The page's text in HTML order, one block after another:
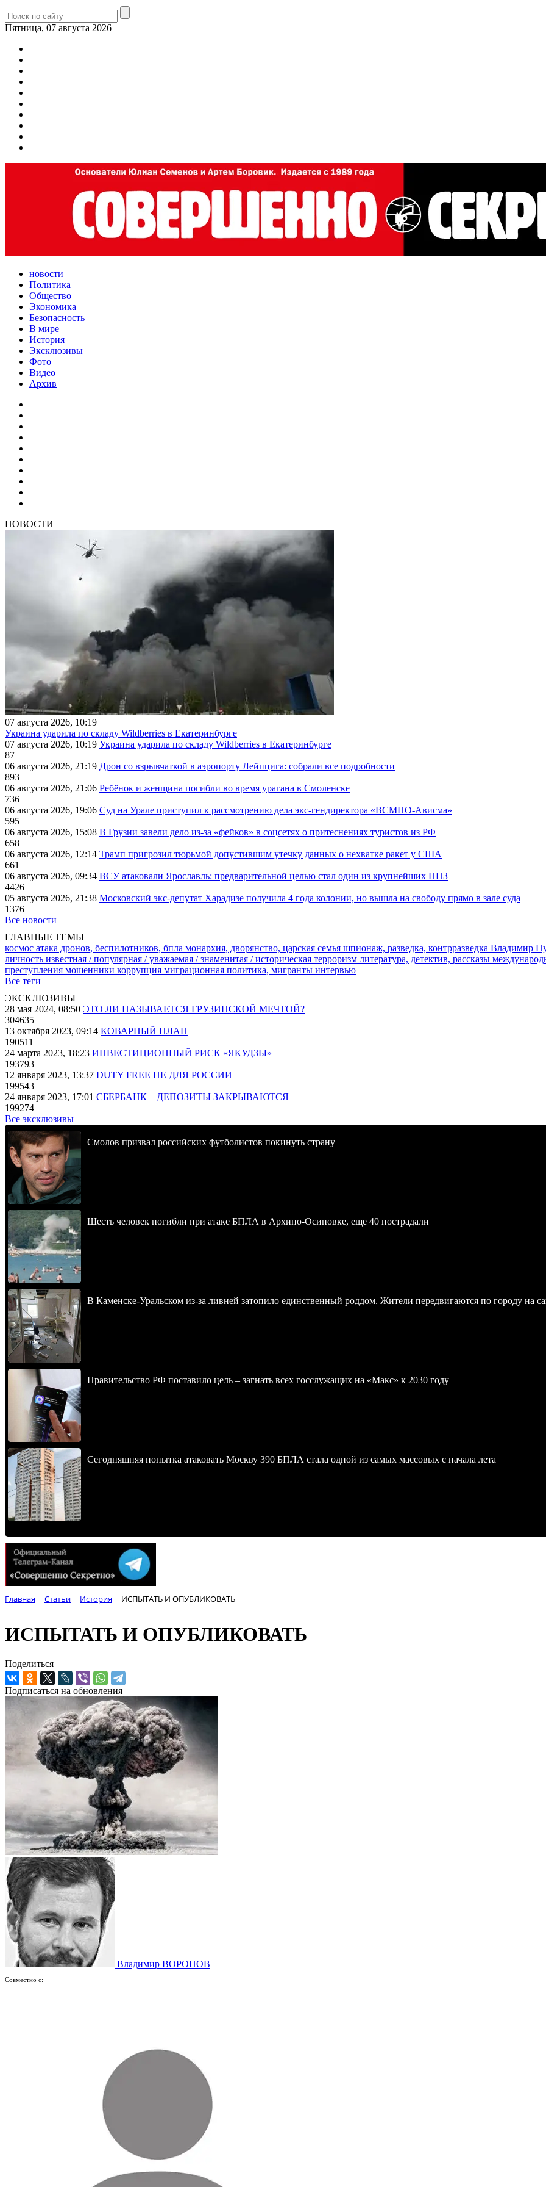
Пятница, 07 августа 2026
новости
Политика
Общество
Экономика
Безопасность
В мире
История
Эксклюзивы
Фото
Видео
Архив
НОВОСТИ
07 августа 2026, 10:19
Украина ударила по складу Wildberries в Екатеринбурге
07 августа 2026, 10:19 Украина ударила по складу Wildberries в Екатеринбурге
87
06 августа 2026, 21:19 Дрон со взрывчаткой в аэропорту Лейпцига: собрали все подробности
893
06 августа 2026, 21:06 Ребёнок и женщина погибли во время урагана в Смоленске
736
06 августа 2026, 19:06 Суд на Урале приступил к рассмотрению дела экс-гендиректора «ВСМПО-Ависма»
595
06 августа 2026, 15:08 В Грузии завели дело из-за «фейков» в соцсетях о притеснениях туристов из РФ
658
06 августа 2026, 12:14 Трамп пригрозил тюрьмой допустившим утечку данных о нехватке ракет у США
661
06 августа 2026, 09:34 ВСУ атаковали Ярославль: предварительной целью стал один из крупнейших НПЗ
4426
05 августа 2026, 21:38 Московский экс-депутат Харадизе получила 4 года колонии, но вышла на свободу прямо в зале суда
1376
Все новости
ГЛАВНЫЕ ТЕМЫ
космос атака дронов, беспилотников, бпла монархия, дворянство, царская семья шпионаж, разведка, контрразведка Владимир
личность известная / популярная / уважаемая / знаменитая / историческая терроризм литература, детектив, рассказы
преступления мошенники коррупция миграционная политика, мигранты интервью
Все теги
ЭКСКЛЮЗИВЫ
28 мая 2024, 08:50 ЭТО ЛИ НАЗЫВАЕТСЯ ГРУЗИНСКОЙ МЕЧТОЙ?
304635
13 октября 2023, 09:14 КОВАРНЫЙ ПЛАН
190511
24 марта 2023, 18:23 ИНВЕСТИЦИОННЫЙ РИСК «ЯКУДЗЫ»
193793
12 января 2023, 13:37 DUTY FREE НЕ ДЛЯ РОССИИ
199543
24 января 2023, 17:01 СБЕРБАНК – ДЕПОЗИТЫ ЗАКРЫВАЮТСЯ
199274
Все эксклюзивы
Смолов призвал российских футболистов покинуть страну
Шесть человек погибли при атаке БПЛА в Архипо-Осиповке, еще 40 пострадали
В Каменске-Уральском из-за ливней затопило единственный роддом. Жители передвигаются по городу на
Правительство РФ поставило цель – загнать всех госслужащих на «Макс» к 2030 году
Сегодняшняя попытка атаковать Москву 390 БПЛА стала одной из самых массовых с начала лета
Главная Статьи История ИСПЫТАТЬ И ОПУБЛИКОВАТЬ
ИСПЫТАТЬ И ОПУБЛИКОВАТЬ
Поделиться
Подписаться на обновления
Владимир ВОРОНОВ
Совместно с: